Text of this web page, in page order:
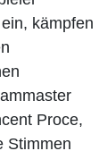
kämpfen
Proce,
Stimmen